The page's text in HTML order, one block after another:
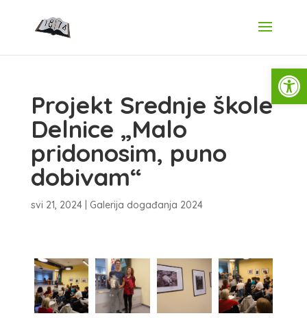
Projekt Srednje škole
Delnice „Malo
pridonosim, puno
dobivam“
svi 21, 2024| Galerija događanja 2024